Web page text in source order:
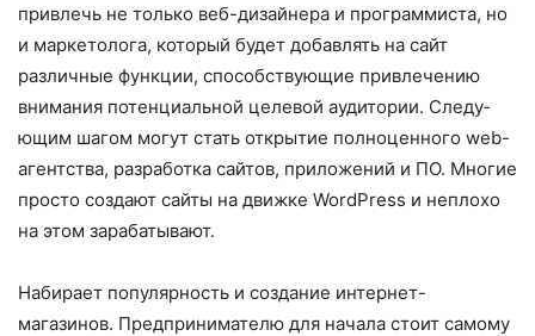
привлечь не только веб-дизайнера и про­граммиста, но
и маркетолога, который бу­дет добавлять на сайт
различные функции, способствующие привлечению
внимания потенциальной целевой аудитории. Следу­
ющим шагом могут стать открытие полно­ценного web-
агентства, разработка сайтов, приложений и ПО. Многие
просто создают сайты на движке WordPress и неплохо
на этом зарабатывают.
Набирает популярность и создание ин­тернет-
магазинов. Предпринимателю для начала стоит самому